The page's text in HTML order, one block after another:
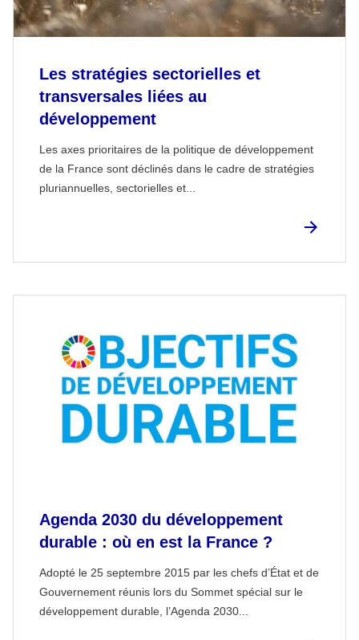
Les stratégies sectorielles et
transversales liées au
développement
Les axes prioritaires de la politique de développement
de la France sont déclinés dans le cadre de stratégies
pluriannuelles, sectorielles et...
Agenda 2030 du développement
durable : où en est la France ?
Adopté le 25 septembre 2015 par les chefs d’État et de
Gouvernement réunis lors du Sommet spécial sur le
développement durable, l’Agenda 2030...